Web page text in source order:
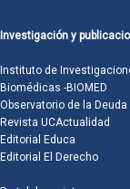
Investigación y
Instituto de
Biomédicas -BIOMED
Observatorio de la Deuda
Revista UCActualidad
Editorial Educa
Editorial El Derecho